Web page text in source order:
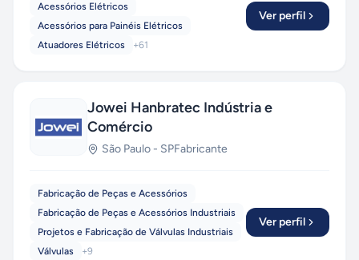
Acessórios Elétricos
Acessórios para Painéis Elétricos
Atuadores Elétricos
+61
Ver perfil
Jowei Hanbratec Indústria e
Comércio
São Paulo - SPFabricante
Fabricação de Peças e Acessórios
Fabricação de Peças e Acessórios Industriais
Projetos e Fabricação de Válvulas Industriais
Válvulas
+9
Ver perfil